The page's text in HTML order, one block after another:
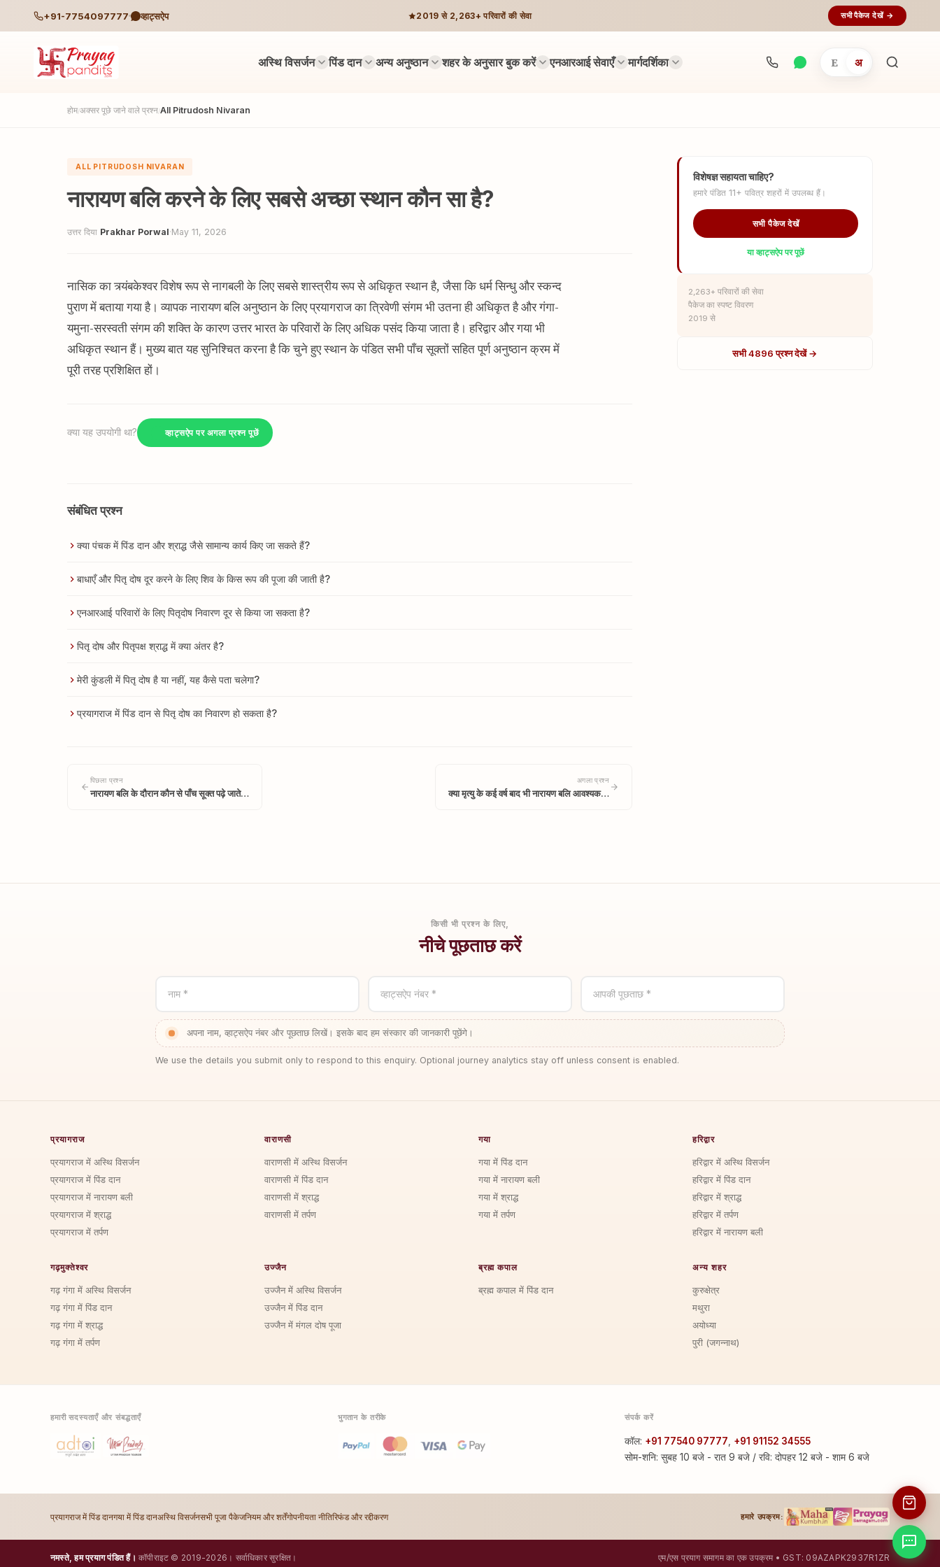
+91-7754097777 व्हाट्सऐप 2019 से 2,263+ परिवारों की सेवा सभी पैकेज देखें →
अस्थि विसर्जन पिंड दान अन्य अनुष्ठान शहर के अनुसार बुक करें एनआरआई सेवाएँ मार्गदर्शिका E अ
अनुष्ठान
होम/अक्सर पूछे जाने वाले प्रश्न/All Pitrudosh Nivaran
ALL PITRUDOSH NIVARAN
नारायण बलि करने के लिए सबसे अच्छा स्थान कौन सा है?
उत्तर दिया Prakhar Porwal·May 11, 2026
नासिक का त्र्यंबकेश्वर विशेष रूप से नागबली के लिए सबसे शास्त्रीय रूप से अधिकृत स्थान है, जैसा कि धर्म सिन्धु और स्कन्द
पुराण में बताया गया है। व्यापक नारायण बलि अनुष्ठान के लिए प्रयागराज का त्रिवेणी संगम भी उतना ही अधिकृत है और गंगा-
यमुना-सरस्वती संगम की शक्ति के कारण उत्तर भारत के परिवारों के लिए अधिक पसंद किया जाता है। हरिद्वार और गया भी
अधिकृत स्थान हैं। मुख्य बात यह सुनिश्चित करना है कि चुने हुए स्थान के पंडित सभी पाँच सूक्तों सहित पूर्ण अनुष्ठान क्रम में
पूरी तरह प्रशिक्षित हों।
क्या यह उपयोगी था? व्हाट्सऐप पर अगला प्रश्न पूछें
संबंधित प्रश्न
क्या पंचक में पिंड दान और श्राद्ध जैसे सामान्य कार्य किए जा सकते हैं?
बाधाएँ और पितृ दोष दूर करने के लिए शिव के किस रूप की पूजा की जाती है?
एनआरआई परिवारों के लिए पितृदोष निवारण दूर से किया जा सकता है?
पितृ दोष और पितृपक्ष श्राद्ध में क्या अंतर है?
मेरी कुंडली में पितृ दोष है या नहीं, यह कैसे पता चलेगा?
प्रयागराज में पिंड दान से पितृ दोष का निवारण हो सकता है?
पिछला प्रश्न
नारायण बलि के दौरान कौन से पाँच सूक्त पढ़े जाते…
अगला प्रश्न
क्या मृत्यु के कई वर्ष बाद भी नारायण बलि आवश्यक…
विशेषज्ञ सहायता चाहिए?
हमारे पंडित 11+ पवित्र शहरों में उपलब्ध हैं।
सभी पैकेज देखें
या व्हाट्सऐप पर पूछें
2,263+ परिवारों की सेवा
पैकेज का स्पष्ट विवरण
2019 से
सभी 4896 प्रश्न देखें →
किसी भी प्रश्न के लिए,
नीचे पूछताछ करें
नाम * व्हाट्सऐप नंबर * आपकी पूछताछ *
अपना नाम, व्हाट्सऐप नंबर और पूछताछ लिखें। इसके बाद हम संस्कार की जानकारी पूछेंगे।
We use the details you submit only to respond to this enquiry. Optional journey analytics stay off unless consent is enabled.
प्रयागराज
प्रयागराज में अस्थि विसर्जन
प्रयागराज में पिंड दान
प्रयागराज में नारायण बली
प्रयागराज में श्राद्ध
प्रयागराज में तर्पण
वाराणसी
वाराणसी में अस्थि विसर्जन
वाराणसी में पिंड दान
वाराणसी में श्राद्ध
वाराणसी में तर्पण
गया
गया में पिंड दान
गया में नारायण बली
गया में श्राद्ध
गया में तर्पण
हरिद्वार
हरिद्वार में अस्थि विसर्जन
हरिद्वार में पिंड दान
हरिद्वार में श्राद्ध
हरिद्वार में तर्पण
हरिद्वार में नारायण बली
गढ़मुक्तेश्वर
गढ़ गंगा में अस्थि विसर्जन
गढ़ गंगा में पिंड दान
गढ़ गंगा में श्राद्ध
गढ़ गंगा में तर्पण
उज्जैन
उज्जैन में अस्थि विसर्जन
उज्जैन में पिंड दान
उज्जैन में मंगल दोष पूजा
ब्रह्म कपाल
ब्रह्म कपाल में पिंड दान
अन्य शहर
कुरुक्षेत्र
मथुरा
अयोध्या
पुरी (जगन्नाथ)
हमारी सदस्यताएँ और संबद्धताएँ भुगतान के तरीके संपर्क करें
कॉल: +91 77540 97777
+91 91152 34555
सोम-शनि: सुबह 10 बजे - रात 9 बजे / रवि: दोपहर 12 बजे - शाम 6 बजे
प्रयागराज में पिंड दानगया में पिंड दानअस्थि विसर्जनसभी पूजा पैकेजनियम और शर्तेंगोपनीयता नीतिरिफंड और रद्दीकरण हमारे उपक्रम:
नमस्ते, हम प्रयाग पंडित हैं। कॉपीराइट © 2019-2026। सर्वाधिकार सुरक्षित। एम/एस प्रयाग समागम का एक उपक्रम • GST: 09AZAPK2937R1ZR